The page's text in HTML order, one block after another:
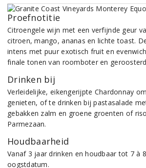
Proefnotitie
Citroengele wijn met een verfijnde geur
citroen, mango, ananas en lichte toast.
intens met puur exotisch fruit en
finale tonen van roomboter en
Drinken bij
Verleidelijke, eikengerijpte Chardonnay
genieten, of te drinken bij pastasalade
gebakken zalm en groene groenten of
Parmezaan.
Houdbaarheid
Vanaf 3 jaar drinken en houdbaar tot 7 à
oogstdatum.